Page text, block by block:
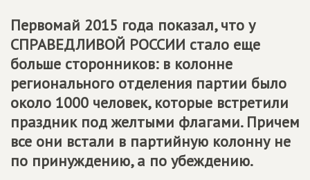
Первомай 2015 года показал, что у
СПРАВЕДЛИВОЙ РОССИИ стало еще
больше сторонников: в колонне
регионального отделения партии было
около 1000 человек, которые встретили
праздник под желтыми флагами. Причем
все они встали в партийную колонну не
по принуждению, а по убеждению.